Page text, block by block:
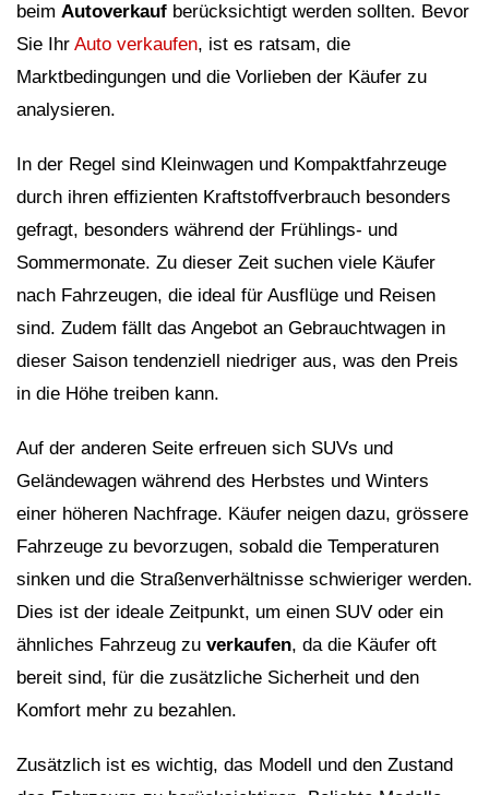
beim Autoverkauf berücksichtigt werden sollten. Bevor
Sie Ihr Auto verkaufen, ist es ratsam, die
Marktbedingungen und die Vorlieben der Käufer zu
analysieren.
In der Regel sind Kleinwagen und Kompaktfahrzeuge
durch ihren effizienten Kraftstoffverbrauch besonders
gefragt, besonders während der Frühlings- und
Sommermonate. Zu dieser Zeit suchen viele Käufer
nach Fahrzeugen, die ideal für Ausflüge und Reisen
sind. Zudem fällt das Angebot an Gebrauchtwagen in
dieser Saison tendenziell niedriger aus, was den Preis
in die Höhe treiben kann.
Auf der anderen Seite erfreuen sich SUVs und
Geländewagen während des Herbstes und Winters
einer höheren Nachfrage. Käufer neigen dazu, grössere
Fahrzeuge zu bevorzugen, sobald die Temperaturen
sinken und die Straßenverhältnisse schwieriger werden.
Dies ist der ideale Zeitpunkt, um einen SUV oder ein
ähnliches Fahrzeug zu verkaufen, da die Käufer oft
bereit sind, für die zusätzliche Sicherheit und den
Komfort mehr zu bezahlen.
Zusätzlich ist es wichtig, das Modell und den Zustand